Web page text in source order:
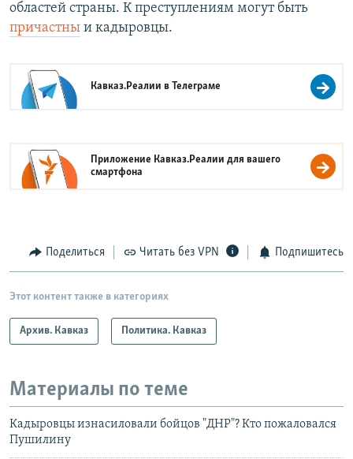
областей страны. К преступлениям могут быть
причастны и кадыровцы.
Кавказ.Реалии вТелеграме
Приложение Кавказ.Реалии для вашего
смартфона
Поделиться Читать без VPN Подпишитесь
Этот контент также в категориях
Архив. Кавказ Политика. Кавказ
Материалы по теме
Кадыровцы изнасиловали бойцов "ДНР"? Кто пожаловался
Пушилину